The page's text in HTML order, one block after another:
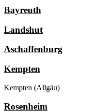
Bayreuth
Landshut
Aschaffenburg
Kempten
Kempten (Allgäu)
Rosenheim